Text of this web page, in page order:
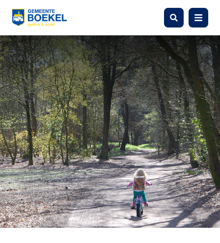
Zoeken Menu